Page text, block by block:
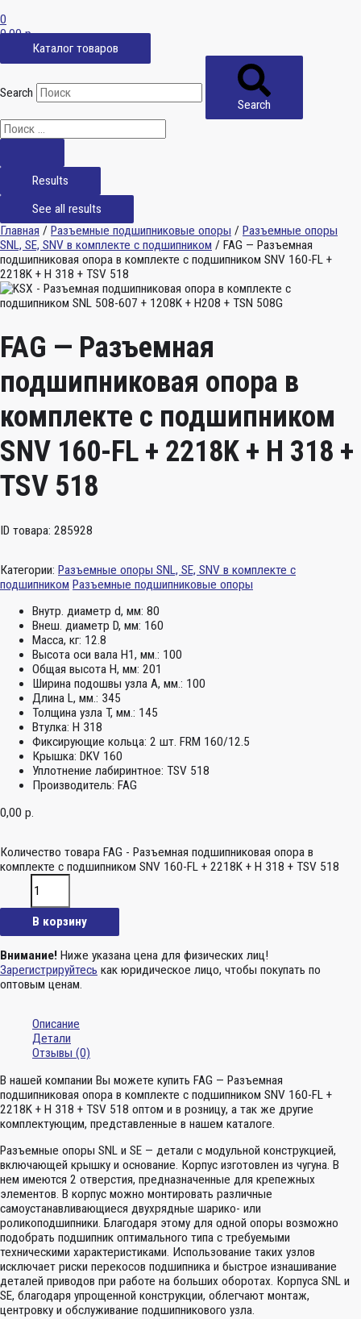
0
0,00р.
Каталог товаров
Search
Search
Results
See all results
Главная / Разъемные подшипниковые опоры / Разъемные опоры
SNL, SE, SNV в комплекте с подшипником / FAG — Разъемная
подшипниковая опора в комплекте с подшипником SNV 160-FL +
2218K + H 318 + TSV 518
FAG — Разъемная
подшипниковая опора в
комплекте с подшипником
SNV 160-FL + 2218K + H 318 +
TSV 518
ID товара: 285928
Категории: Разъемные опоры SNL, SE, SNV в комплекте с
подшипником Разъемные подшипниковые опоры
Внутр. диаметр d, мм: 80
Внеш. диаметр D, мм: 160
Масса, кг: 12.8
Высота оси вала H1, мм.: 100
Общая высота H, мм: 201
Ширина подошвы узла А, мм.: 100
Длина L, мм.: 345
Толщина узла T, мм.: 145
Втулка: H 318
Фиксирующие кольца: 2 шт. FRM 160/12.5
Крышка: DKV 160
Уплотнение лабиринтное: TSV 518
Производитель: FAG
0,00 р.
Количество товара FAG - Разъемная подшипниковая опора в
комплекте с подшипником SNV 160-FL + 2218K + H 318 + TSV 518
В корзину
Внимание! Ниже указана цена для физических лиц!
Зарегистрируйтесь как юридическое лицо, чтобы покупать по
оптовым ценам.
Описание
Детали
Отзывы (0)
В нашей компании Вы можете купить FAG — Разъемная
подшипниковая опора в комплекте с подшипником SNV 160-FL +
2218K + H 318 + TSV 518 оптом и в розницу, а так же другие
комплектующим, представленные в нашем каталоге.
Разъемные опоры SNL и SE — детали с модульной конструкцией,
включающей крышку и основание. Корпус изготовлен из чугуна. В
нем имеются 2 отверстия, предназначенные для крепежных
элементов. В корпус можно монтировать различные
самоустанавливающиеся двухрядные шарико- или
роликоподшипники. Благодаря этому для одной опоры возможно
подобрать подшипник оптимального типа с требуемыми
техническими характеристиками. Использование таких узлов
исключает риски перекосов подшипника и быстрое изнашивание
деталей приводов при работе на больших оборотах. Корпуса SNL и
SE, благодаря упрощенной конструкции, облегчают монтаж,
центровку и обслуживание подшипникового узла.